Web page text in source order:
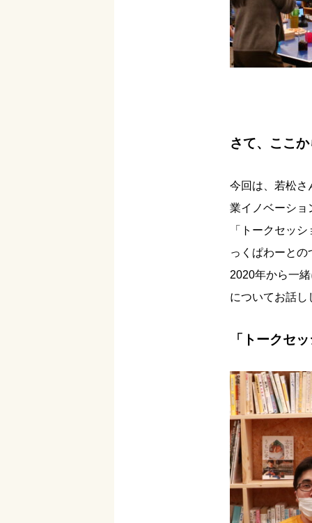
さて、ここ
今回は、若松さ
業イノベーショ
「トークセッ
っくぱわーと
2020年から一
についてお話し
「トークセ